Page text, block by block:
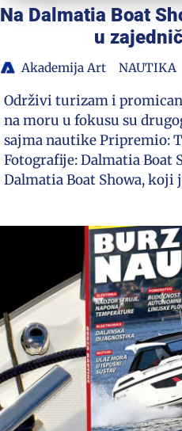
Na Dalmatia Boat
u
Akademija Art NAUTIKA
Održivi turizam i
na moru u fokusu su
sajma nautike Pripremio:
Fotografije: Dalmatia Boat
Dalmatia Boat Showa, koji